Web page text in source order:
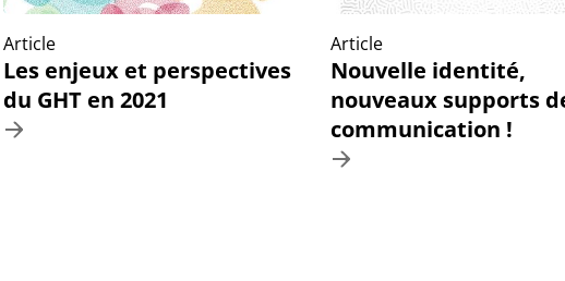
Article
Les enjeux et perspectives
du GHT en 2021
Article
Nouvelle identité,
nouveaux supports
communication !